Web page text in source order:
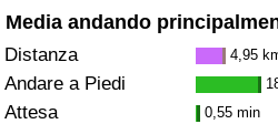
Media andando
Distanza 4,95
Andare a Piedi
Attesa 0,55 min
Indice del traffico (Corrente)
Indice del traffico per Nazione